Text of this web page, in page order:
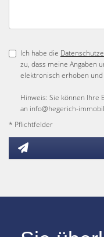
Ich habe die
zu, dass meine Angaben
elektronisch erhoben
Hinweis: Sie können Ihre
an info@hegerich-
* Pflichtfelder